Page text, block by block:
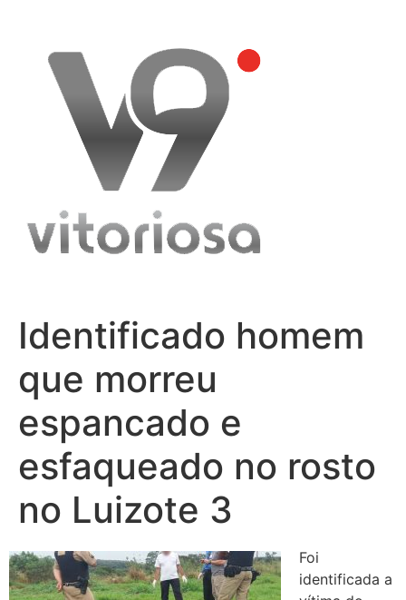
content
Identificado homem
que morreu
espancado e
esfaqueado no rosto
no Luizote 3
Foi
identificada a